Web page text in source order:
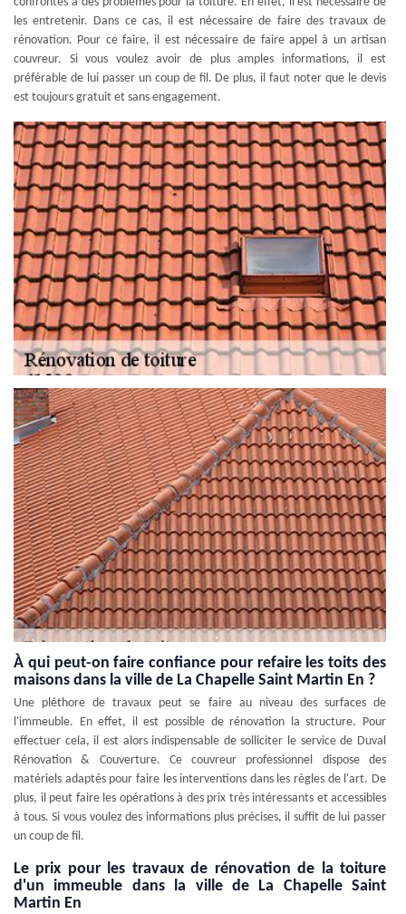
les entretenir. Dans ce cas, il est nécessaire de faire des travaux de
rénovation. Pour ce faire, il est nécessaire de faire appel à un artisan
couvreur. Si vous voulez avoir de plus amples informations, il est
préférable de lui passer un coup de fil. De plus, il faut noter que le devis
est toujours gratuit et sans engagement.
À qui peut-on faire confiance pour refaire les toits des
maisons dans la ville de La Chapelle Saint Martin En ?
Une pléthore de travaux peut se faire au niveau des surfaces de
l'immeuble. En effet, il est possible de rénovation la structure. Pour
effectuer cela, il est alors indispensable de solliciter le service de Duval
Rénovation & Couverture. Ce couvreur professionnel dispose des
matériels adaptés pour faire les interventions dans les règles de l'art. De
plus, il peut faire les opérations à des prix très intéressants et accessibles
à tous. Si vous voulez des informations plus précises, il suffit de lui passer
un coup de fil.
Le prix pour les travaux de rénovation de la toiture
d'un immeuble dans la ville de La Chapelle Saint
Martin En